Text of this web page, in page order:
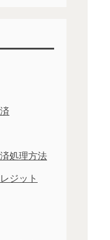
処理方法
ジット